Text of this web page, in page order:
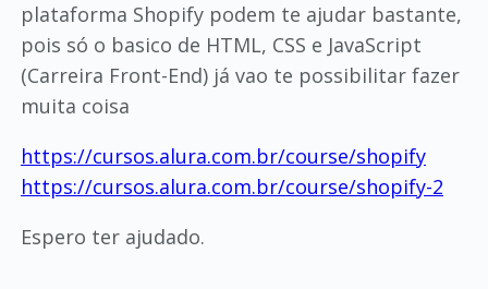
plataforma Shopify podem te ajudar bastante,
pois só o basico de HTML, CSS e JavaScript
(Carreira Front-End) já vao te possibilitar fazer
muita coisa
https://cursos.alura.com.br/course/shopify
https://cursos.alura.com.br/course/shopify-2
Espero ter ajudado.